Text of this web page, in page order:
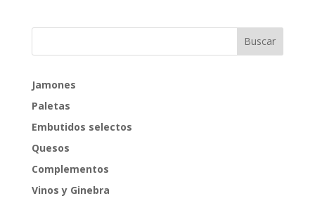
Jamones
Paletas
Embutidos selectos
Quesos
Complementos
Vinos y Ginebra